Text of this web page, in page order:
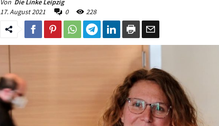
Von Die Linke Leipzig
17. August 2021
0 228